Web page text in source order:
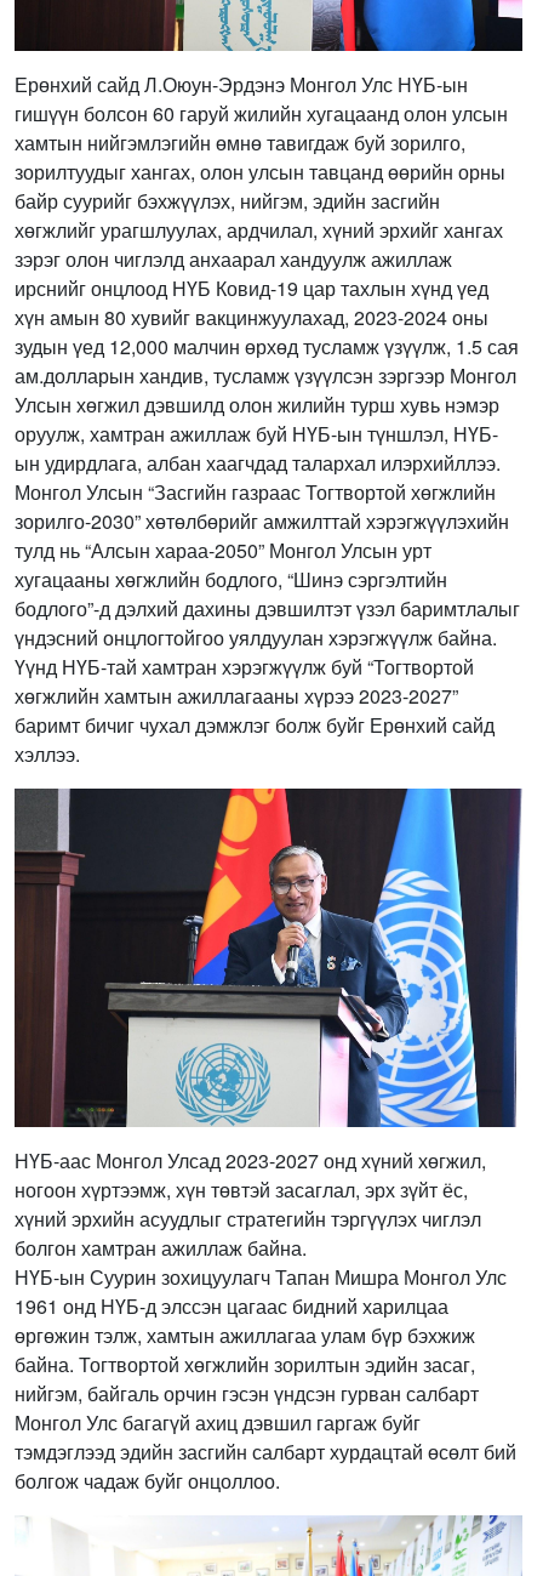
Ерөнхий сайд Л.Оюун-Эрдэнэ Монгол Улс НҮБ-ын
гишүүн болсон 60 гаруй жилийн хугацаанд олон улсын
хамтын нийгэмлэгийн өмнө тавигдаж буй зорилго,
зорилтуудыг хангах, олон улсын тавцанд өөрийн орны
байр суурийг бэхжүүлэх, нийгэм, эдийн засгийн
хөгжлийг урагшлуулах, ардчилал, хүний эрхийг хангах
зэрэг олон чиглэлд анхаарал хандуулж ажиллаж
ирснийг онцлоод НҮБ Ковид-19 цар тахлын хүнд үед
хүн амын 80 хувийг вакцинжуулахад, 2023-2024 оны
зудын үед 12,000 малчин өрхөд тусламж үзүүлж, 1.5 сая
ам.долларын хандив, тусламж үзүүлсэн зэргээр Монгол
Улсын хөгжил дэвшилд олон жилийн турш хувь нэмэр
оруулж, хамтран ажиллаж буй НҮБ-ын түншлэл, НҮБ-
ын удирдлага, албан хаагчдад талархал илэрхийллээ.
Монгол Улсын “Засгийн газраас Тогтвортой хөгжлийн
зорилго-2030” хөтөлбөрийг амжилттай хэрэгжүүлэхийн
тулд нь “Алсын хараа-2050” Монгол Улсын урт
хугацааны хөгжлийн бодлого, “Шинэ сэргэлтийн
бодлого”-д дэлхий дахины дэвшилтэт үзэл баримтлалыг
үндэсний онцлогтойгоо уялдуулан хэрэгжүүлж байна.
Үүнд НҮБ-тай хамтран хэрэгжүүлж буй “Тогтвортой
хөгжлийн хамтын ажиллагааны хүрээ 2023-2027”
баримт бичиг чухал дэмжлэг болж буйг Ерөнхий сайд
хэллээ.
НҮБ-аас Монгол Улсад 2023-2027 онд хүний хөгжил,
ногоон хүртээмж, хүн төвтэй засаглал, эрх зүйт ёс,
хүний эрхийн асуудлыг стратегийн тэргүүлэх чиглэл
болгон хамтран ажиллаж байна.
НҮБ-ын Суурин зохицуулагч Тапан Мишра Монгол Улс
1961 онд НҮБ-д элссэн цагаас бидний харилцаа
өргөжин тэлж, хамтын ажиллагаа улам бүр бэхжиж
байна. Тогтвортой хөгжлийн зорилтын эдийн засаг,
нийгэм, байгаль орчин гэсэн үндсэн гурван салбарт
Монгол Улс багагүй ахиц дэвшил гаргаж буйг
тэмдэглээд эдийн засгийн салбарт хурдацтай өсөлт бий
болгож чадаж буйг онцоллоо.